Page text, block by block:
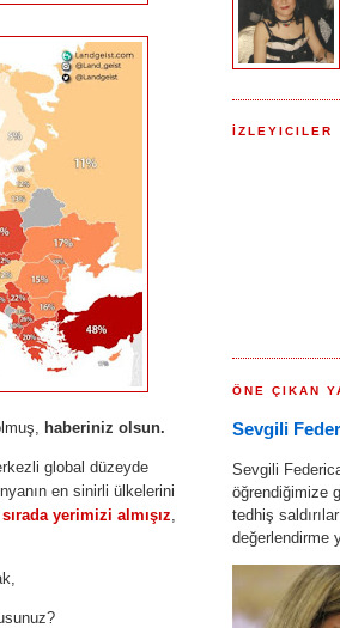
haberiniz olsun.
global düzeyde
en sinirli ülkelerini
yerimizi almışız
İZLEYICILER
ÖNE ÇIKAN
Sevgili
Sevgili
öğrendiğimize
tedhiş
değerlendirme